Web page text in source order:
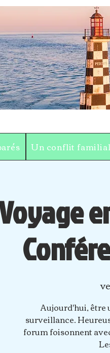
Un conflit familial
Aujourd'hui, être
surveillance.
forum foisonnent